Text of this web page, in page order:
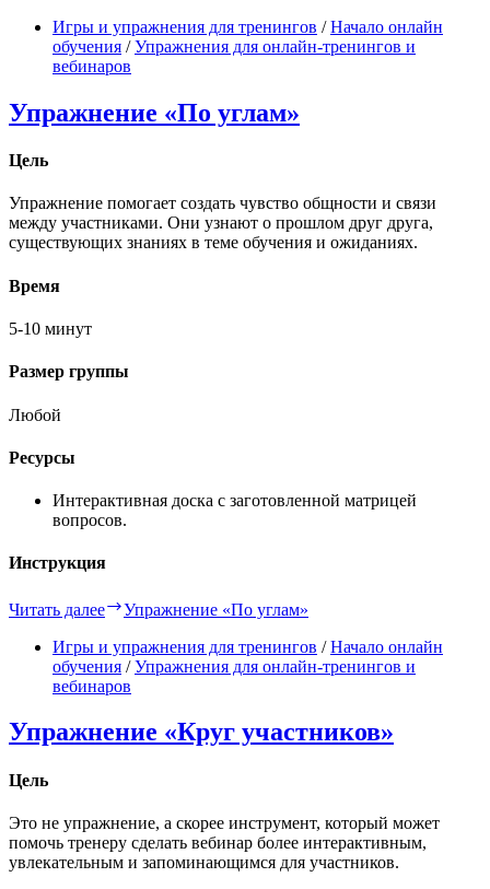
Игры и упражнения для тренингов /Начало онлайн
обучения /Упражнения для онлайн-тренингов и
вебинаров
Упражнение «По углам»
Цель
Упражнение помогает создать чувство общности и связи
между участниками. Они узнают о прошлом друг друга,
существующих знаниях в теме обучения и ожиданиях.
Время
5-10 минут
Размер группы
Любой
Ресурсы
Интерактивная доска с заготовленной матрицей
вопросов.
Инструкция
Читать далее
Упражнение «По углам»
Игры и упражнения для тренингов /Начало онлайн
обучения /Упражнения для онлайн-тренингов и
вебинаров
Упражнение «Круг участников»
Цель
Это не упражнение, а скорее инструмент, который может
помочь тренеру сделать вебинар более интерактивным,
увлекательным и запоминающимся для участников.